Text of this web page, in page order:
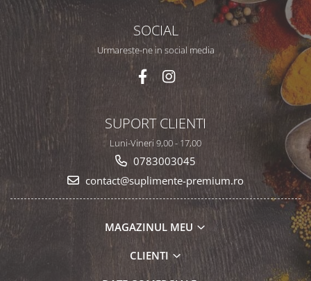
SOCIAL
Urmareste-ne in social media
SUPORT CLIENTI
Luni-Vineri 9,00 - 17,00
0783003045
contact@suplimente-premium.ro
MAGAZINUL MEU
CLIENTI